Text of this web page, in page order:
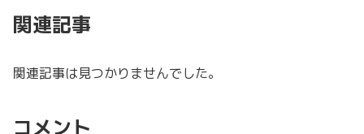
関連記事
関連記事は見つかりませんでした。
コメント